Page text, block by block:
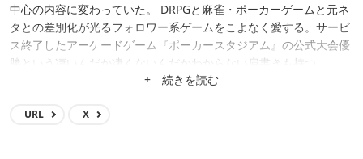
中心の内容に変わっていた。 DRPGと麻雀・ポーカーゲームと元ネ
タとの差別化が光るフォロワー系ゲームをこよなく愛する。サービ
ス終了したアーケードゲーム『ポーカースタジアム』の公式大会優
勝という凄いんだか凄くないんだかわからない肩書きも持つ。
+ 続きを読む
URL X